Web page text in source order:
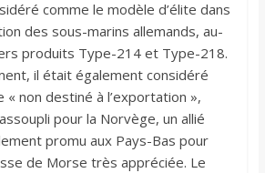
comme le modèle d’élite dans
des sous-marins allemands, au-
produits Type-214 et Type-218.
il était également considéré
« non destiné à l’exportation »,
pour la Norvège, un allié
promu aux Pays-Bas pour
de Morse très appréciée. Le